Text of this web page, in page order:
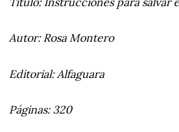
Autor: Rosa Montero
Editorial: Alfaguara
Páginas: 320